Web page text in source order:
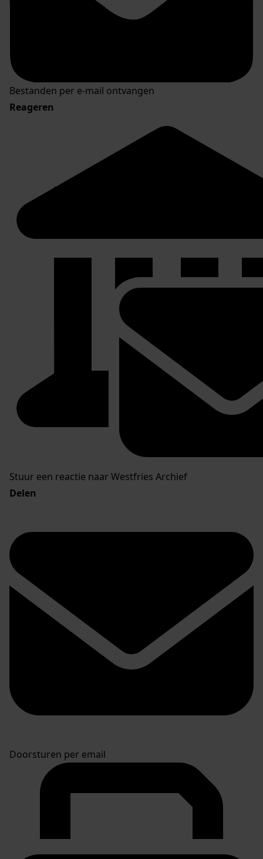
Bestanden per e-mail ontvangen
Reageren
Stuur een reactie naar Westfries Archief
Delen
Doorsturen per email